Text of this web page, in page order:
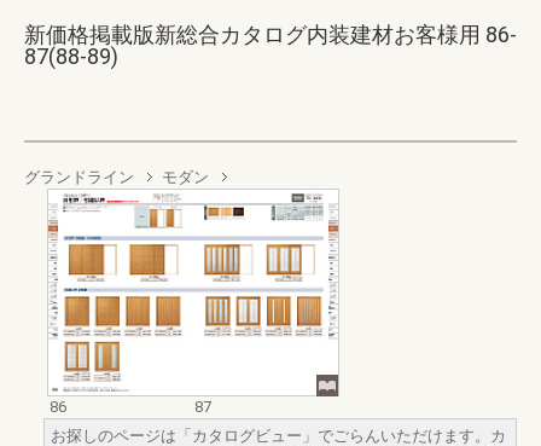
新価格掲載版新総合カタログ内装建材お客様用 86-
87(88-89)
グランドライン モダン
86
87
お探しのページは「カタログビュー」でごらんいただけます。カ